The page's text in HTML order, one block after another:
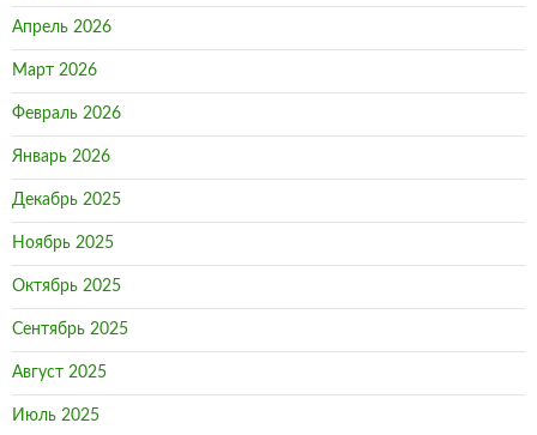
Апрель 2026
Март 2026
Февраль 2026
Январь 2026
Декабрь 2025
Ноябрь 2025
Октябрь 2025
Сентябрь 2025
Август 2025
Июль 2025